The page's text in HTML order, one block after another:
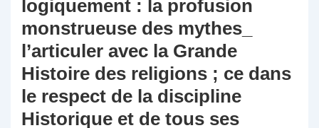
logiquement : la profusion
monstrueuse des mythes_
l’articuler avec la Grande
Histoire des religions ; ce dans
le respect de la discipline
Historique et de tous ses